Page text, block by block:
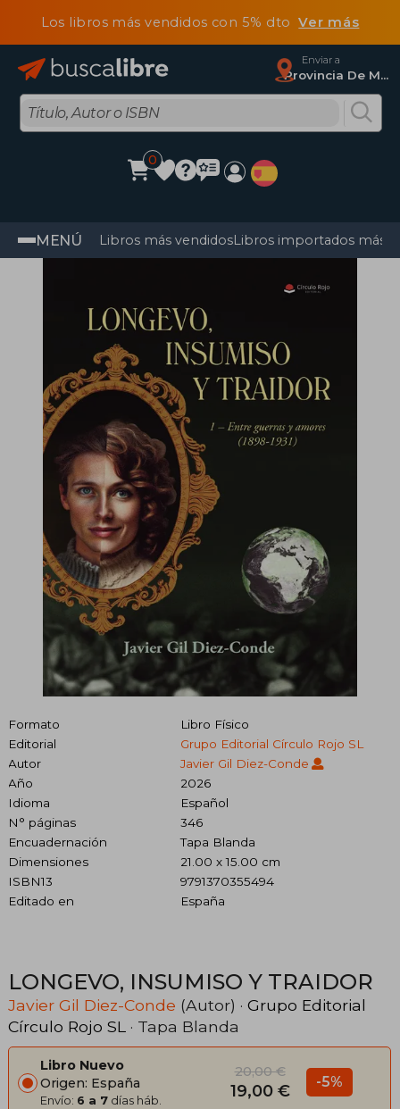
Los libros más vendidos con 5% dtoVer más
Enviar a
Provincia De Madrid
0
MENÚ Libros más vendidosLibros importados más
Formato
Libro Físico
Editorial
Grupo Editorial Círculo Rojo SL
Autor
Javier Gil Diez-Conde
Año
2026
Idioma
Español
N° páginas
346
Encuadernación
Tapa Blanda
Dimensiones
21.00 x 15.00 cm
ISBN13
9791370355494
Editado en
España
LONGEVO, INSUMISO Y TRAIDOR
Javier Gil Diez-Conde (Autor) · Grupo Editorial
Círculo Rojo SL · Tapa Blanda
Libro Nuevo
Origen: España
Envío: 6 a 7 días háb.
20,00 €
19,00 € -5%